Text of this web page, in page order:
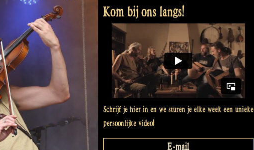
Kom bij ons langs!
Schrijf je hier in en we sturen je elke week een unieke
persoonlijke video!